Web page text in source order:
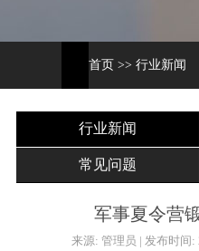
首页 >> 行业新闻
行业新闻
常见问题
军事夏令营
来源: 管理员 | 发布时间: